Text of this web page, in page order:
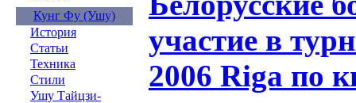
Кунг Фу (Ушу)
История
Статьи
Техника
Стили
Ушу Тайцзи-
участие в
2006 Riga по